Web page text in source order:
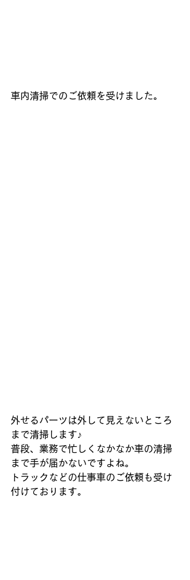
車内清掃でのご依頼を受けました。
外せるパーツは外して見えないところ
まで清掃します♪
普段、業務で忙しくなかなか車の清掃
まで手が届かないですよね。
トラックなどの仕事車のご依頼も受け
付けております。